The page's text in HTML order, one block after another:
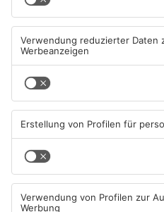
Wächtersbacher
Schwimmbad bleibt heute
geschlossen
05.08.2026, 07:31 UHR IN MAIN-
KINZIG-KREIS